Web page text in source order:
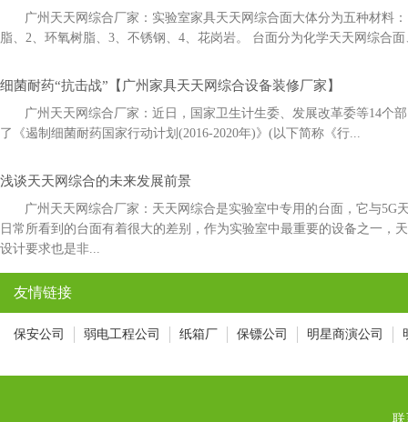
广州天天网综合厂家：实验室家具天天网综合面大体分为五种材料：
脂、2、环氧树脂、3、不锈钢、4、花岗岩。 台面分为化学天天网综合
细菌耐药“抗击战”【广州家具天天网综合设备装修厂家】
广州天天网综合厂家：近日，国家卫生计生委、发展改革委等14个
了《遏制细菌耐药国家行动计划(2016-2020年)》(以下简称《行...
浅谈天天网综合的未来发展前景
广州天天网综合厂家：天天网综合是实验室中专用的台面，它与
日常所看到的台面有着很大的差别，作为实验室中最重要的设备之一，
设计要求也是非...
友情链接
保安公司 弱电工程公司 纸箱厂 保镖公司 明星商演公司
联